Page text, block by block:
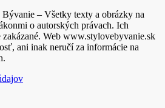
– Všetky texty a obrázky na
o autorských právach. Ich
Web www.stylovebyvanie.sk
ani inak neručí za informácie na